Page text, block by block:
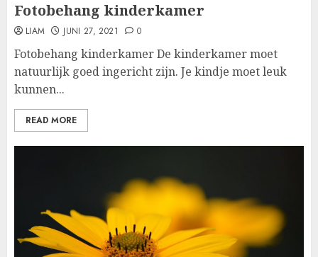
Fotobehang kinderkamer
LIAM JUNI 27, 2021 0
Fotobehang kinderkamer De kinderkamer moet
natuurlijk goed ingericht zijn. Je kindje moet leuk
kunnen...
READ MORE